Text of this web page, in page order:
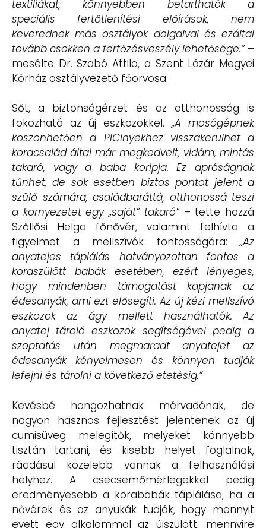
textíliákat, könnyebben betarthatók a
speciális fertőtlenítési előírások, nem
keverednek más osztályok dolgaival és ezáltal
tovább csökken a fertőzésveszély lehetősége.”–
mesélte Dr. Szabó Attila, a Szent Lázár Megyei
Kórház osztályvezető főorvosa.
Sőt, a biztonságérzet és az otthonosság is
fokozható az új eszközökkel.„A mosógépnek
köszönhetően a PICinyekhez visszakerülhet a
koracsalád által már megkedvelt, vidám, mintás
takaró, vagy a baba koripja. Ez apróságnak
tűnhet, de sok esetben biztos pontot jelent a
szülő számára, családbaráttá, otthonossá teszi
a környezetet egy „saját” takaró” – tette hozzá
Szőllősi Helga főnővér, valamint felhívta a
figyelmet a mellszívók fontosságára: „Az
anyatejes táplálás hatványozottan fontos a
koraszülött babák esetében, ezért lényeges,
hogy mindenben támogatást kapjanak az
édesanyák, ami ezt elősegíti. Az új kézi mellszívó
eszközök az ágy mellett használhatók. Az
anyatej tároló eszközök segítségével pedig a
szoptatás után megmaradt anyatejet az
édesanyák kényelmesen és könnyen tudják
lefejni és tárolni a következő etetésig.”
Kevésbé hangozhatnak mérvadónak, de
nagyon hasznos fejlesztést jelentenek az új
cumisüveg melegítők, melyeket könnyebb
tisztán tartani, és kisebb helyet foglalnak,
ráadásul közelebb vannak a felhasználási
helyhez. A csecsemőmérlegekkel pedig
eredményesebb a korababák táplálása, ha a
nővérek és az anyukák tudják, hogy mennyit
evett egy alkalommal az újszülött, mennyire